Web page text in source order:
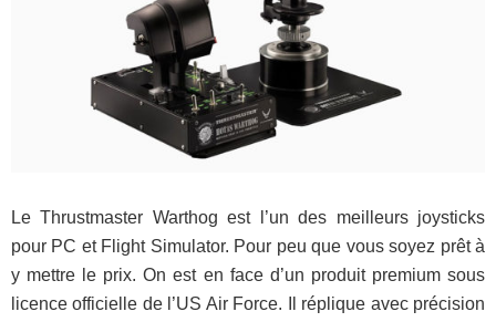
Le Thrustmaster Warthog est l’un des meilleurs joysticks
pour PC et Flight Simulator. Pour peu que vous soyez prêt à
y mettre le prix. On est en face d’un produit premium sous
licence officielle de l’US Air Force. Il réplique avec précision